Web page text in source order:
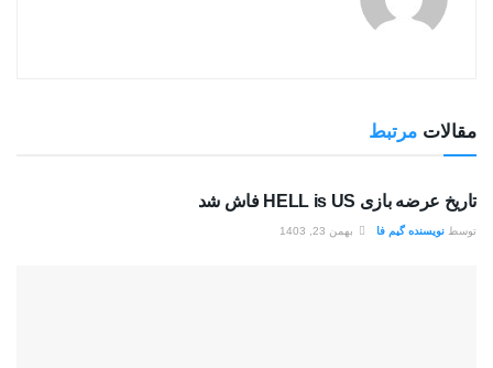
مقالات مرتبط
تاریخ عرضه بازی HELL is US فاش شد
توسط نویسنده گیم فا بهمن 23, 1403